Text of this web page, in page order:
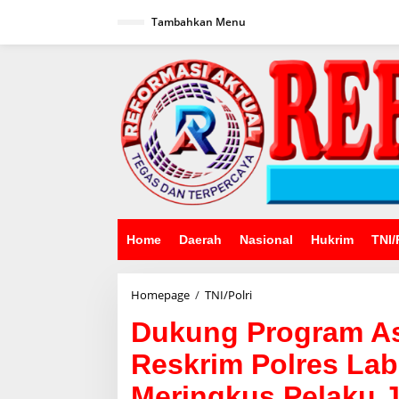
Tambahkan Menu
Home Daerah Nasional Hukrim TNI/
Homepage / TNI/PolriDukung
Asta
Cita
Presiden
RI
Sat
Dukung Program
Reskrim Polres